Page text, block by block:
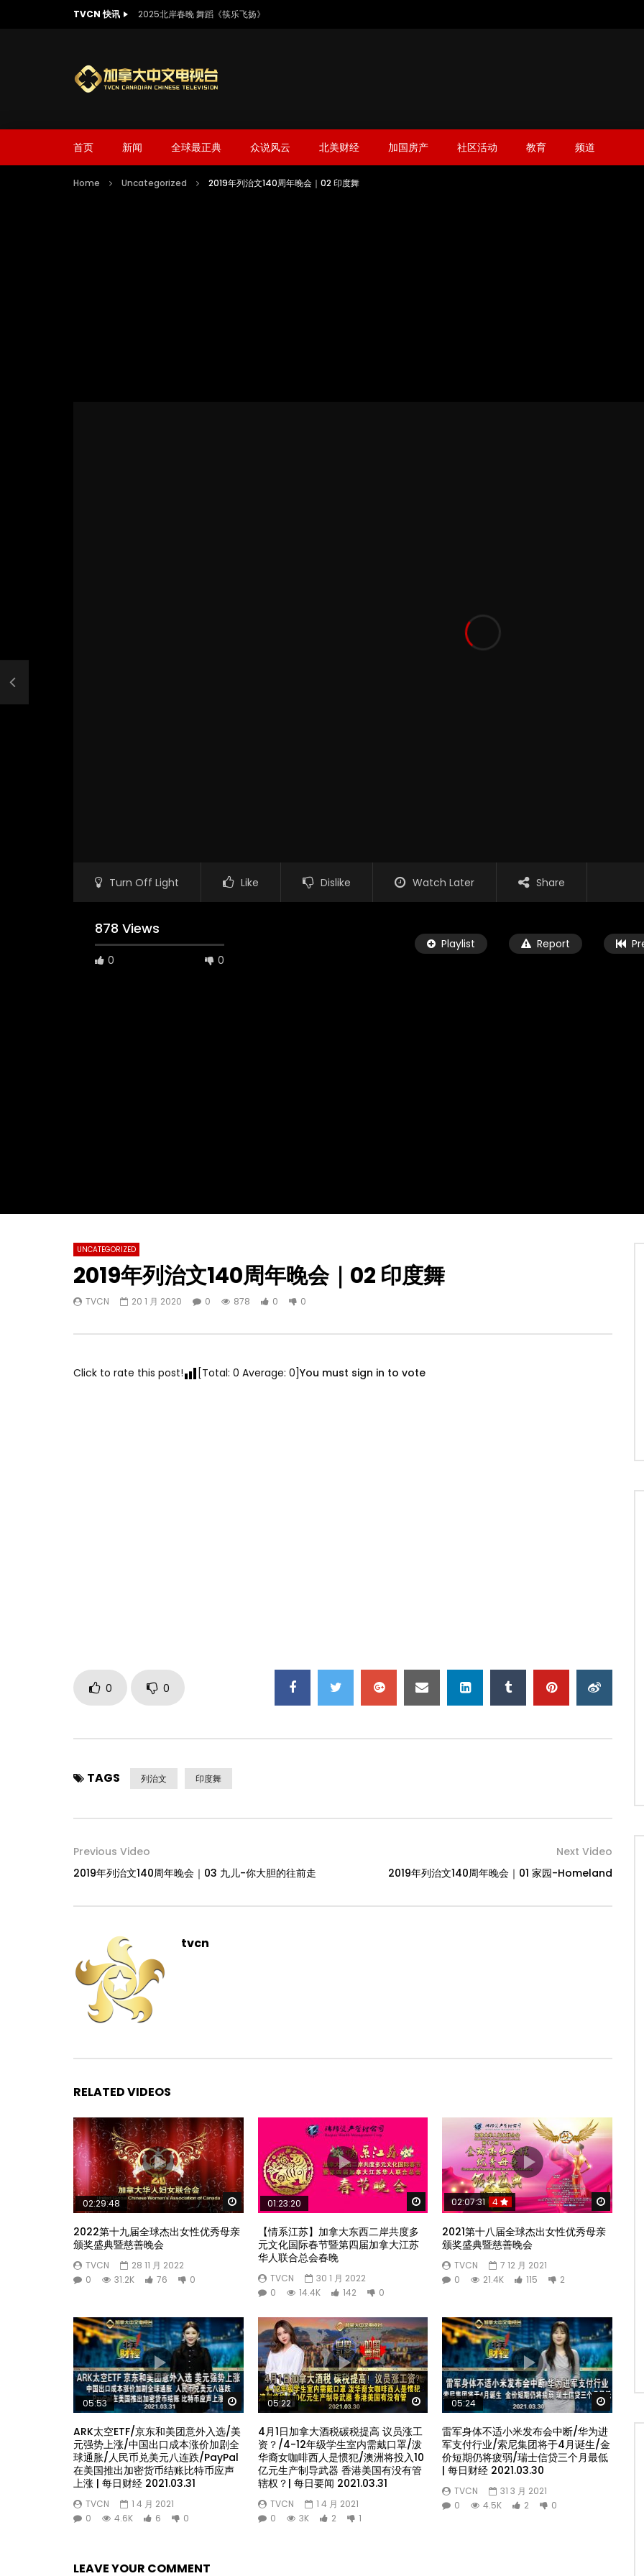
TVCN 快讯 2025北岸春晚 舞蹈《筷乐飞扬》
首页 新闻 全球最正典 众说风云 北美财经 加国房产 社区活动 教育 频道
Home Uncategorized 2019年列治文140周年晚会｜02 印度舞
Turn Off Light Like Dislike Watch Later Share
878 Views
0 0
Playlist Report
UNCATEGORIZED
2019年列治文140周年晚会｜02 印度舞
TVCN 20 1 月 2020 0 878 0 0
Click to rate this post! [Total: 0 Average: 0]You must sign in to vote
0 0
TAGS 列治文 印度舞
Previous Video
2019年列治文140周年晚会｜03 九儿-你大胆的往前走
Next Video
2019年列治文140周年晚会｜01 家园-Homeland
tvcn
RELATED VIDEOS
Watch Later
02:29:48
2022第十九届全球杰出女性优秀母亲
颁奖盛典暨慈善晚会
TVCN
28 11 月 2022
0
31.2K 76 0
Watch Later
01:23:20
【情系江苏】加拿大东西二岸共度多
元文化国际春节暨第四届加拿大江苏
华人联合总会春晚
TVCN
30 1 月 2022
0
14.4K 142 0
Watch
02:07:31 4
2021第十八届全球杰出女性优秀母亲
颁奖盛典暨慈善晚会
TVCN
7 12 月 2021
0
21.4K 115 2
Watch Later
05:53
ARK太空ETF/京东和美团意外入选/美
元强势上涨/中国出口成本涨价加剧全
球通胀/人民币兑美元八连跌/PayPal
在美国推出加密货币结账比特币应声
上涨 | 每日财经 2021.03.31
TVCN
1 4 月 2021
0
4.6K 6 0
Watch Later
05:22
4月1日加拿大酒税碳税提高 议员涨工
资？/4-12年级学生室内需戴口罩/泼
华裔女咖啡西人是惯犯/澳洲将投入10
亿元生产制导武器 香港美国有没有管
辖权？| 每日要闻 2021.03.31
TVCN
1 4 月 2021
0
3K 2 1
Watch
05:24
雷军身体不适小米发布会中断/华为进
军支付行业/索尼集团将于4月诞生/金
价短期仍将疲弱/瑞士信贷三个月最低
| 每日财经 2021.03.30
TVCN
31 3 月 2021
0
4.5K 2 0
LEAVE YOUR COMMENT